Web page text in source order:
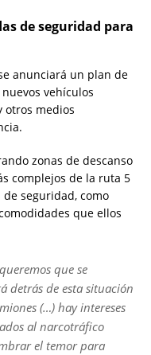
de seguridad para
anunciará un plan de
vehículos
otros medios
zonas de descanso
complejos de la ruta 5
seguridad, como
que ellos
que se
detrás de esta situación
(…) hay intereses
al narcotráfico
el temor para